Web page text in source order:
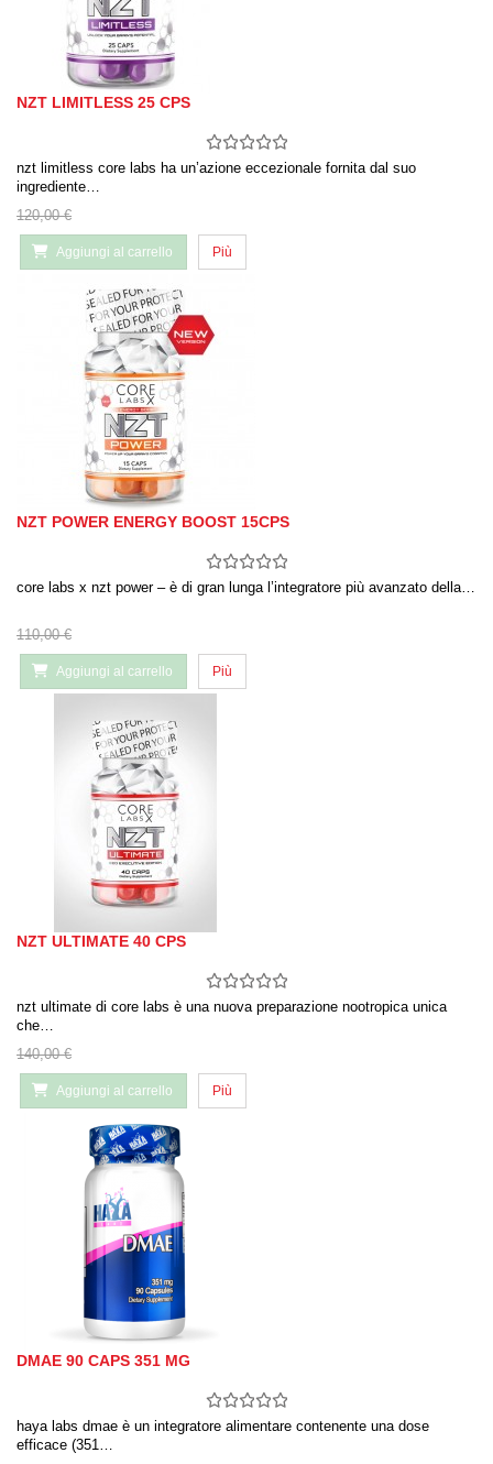
NZT LIMITLESS 25 CPS
nzt limitless core labs ha un’azione eccezionale fornita dal suo
ingrediente…
120,00 €
Aggiungi al carrello Più
NZT POWER ENERGY BOOST 15CPS
core labs x nzt power – è di gran lunga l’integratore più avanzato della…
110,00 €
Aggiungi al carrello Più
NZT ULTIMATE 40 CPS
nzt ultimate di core labs è una nuova preparazione nootropica unica
che…
140,00 €
Aggiungi al carrello Più
DMAE 90 CAPS 351 MG
haya labs dmae è un integratore alimentare contenente una dose
efficace (351…